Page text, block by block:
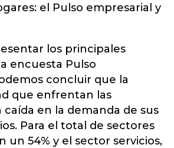
el Pulso empresarial y
los principales
encuesta Pulso
concluir que la
que enfrentan las
caída en la demanda de sus
Para el total de sectores
un 54% y el sector servicios,